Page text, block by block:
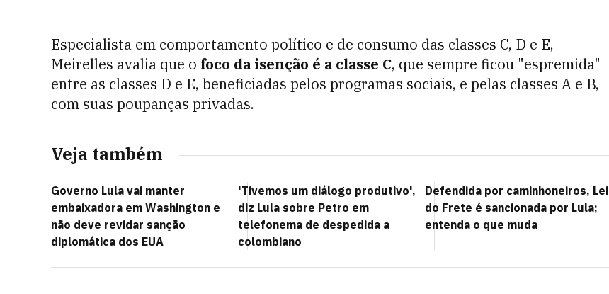
Especialista em comportamento político e de consumo das classes C, D e E,
Meirelles avalia que o foco da isenção é a classe C, que sempre ficou "espremida"
entre as classes D e E, beneficiadas pelos programas sociais, e pelas classes A e B,
com suas poupanças privadas.
Veja também
Governo Lula vai manter
embaixadora em Washington e
não deve revidar sanção
diplomática dos EUA
'Tivemos um diálogo produtivo',
diz Lula sobre Petro em
telefonema de despedida a
colombiano
Defendida por caminhoneiros, Lei
do Frete é sancionada por Lula;
entenda o que muda